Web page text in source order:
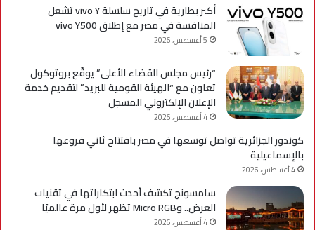
أكبر بطارية في تاريخ سلسلة vivo Y تشعل
المنافسة في مصر مع إطلاق vivo Y500
5 أغسطس، 2026
“رئيس مجلس القضاء الأعلى” يوقّع بروتوكول
تعاون مع “الهيئة القومية للبريد” لتقديم خدمة
الإعلان الإلكتروني المسجل
4 أغسطس، 2026
كوندور الجزائرية تواصل توسعها في مصر بافتتاح ثاني فروعها
بالإسماعيلية
4 أغسطس، 2026
سامسونج تكشف أحدث ابتكاراتها في تقنيات
العرض.. وMicro RGB تظهر لأول مرة عالميًا
4 أغسطس، 2026